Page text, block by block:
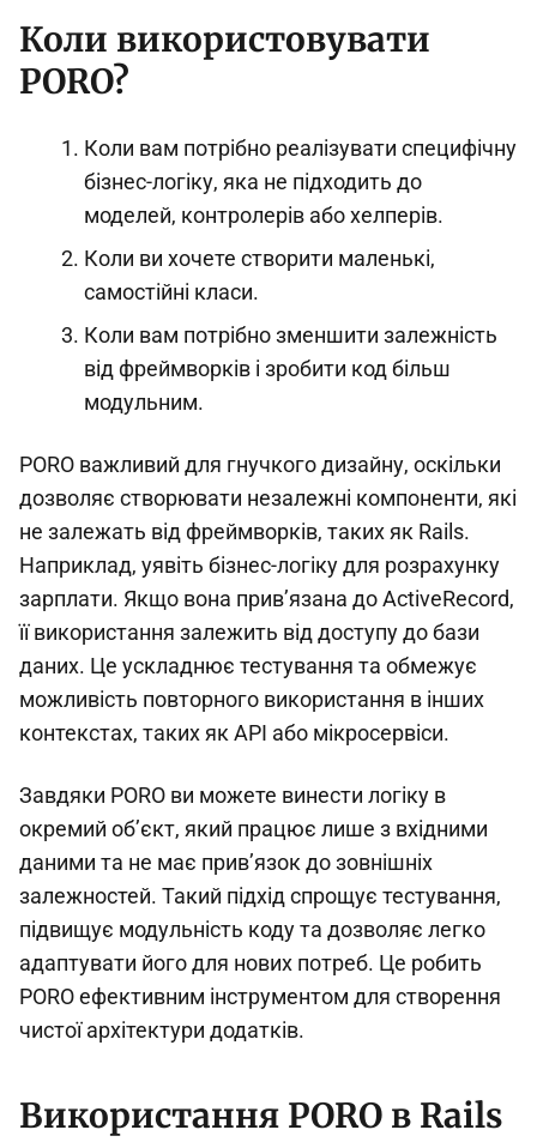
Коли використовувати
PORO?
Коли вам потрібно реалізувати специфічну
бізнес-логіку, яка не підходить до
моделей, контролерів або хелперів.
Коли ви хочете створити маленькі,
самостійні класи.
Коли вам потрібно зменшити залежність
від фреймворків і зробити код більш
модульним.
PORO важливий для гнучкого дизайну, оскільки
дозволяє створювати незалежні компоненти, які
не залежать від фреймворків, таких як Rails.
Наприклад, уявіть бізнес-логіку для розрахунку
зарплати. Якщо вона прив’язана до ActiveRecord,
її використання залежить від доступу до бази
даних. Це ускладнює тестування та обмежує
можливість повторного використання в інших
контекстах, таких як API або мікросервіси.
Завдяки PORO ви можете винести логіку в
окремий об’єкт, який працює лише з вхідними
даними та не має прив’язок до зовнішніх
залежностей. Такий підхід спрощує тестування,
підвищує модульність коду та дозволяє легко
адаптувати його для нових потреб. Це робить
PORO ефективним інструментом для створення
чистої архітектури додатків.
Використання PORO в Rails